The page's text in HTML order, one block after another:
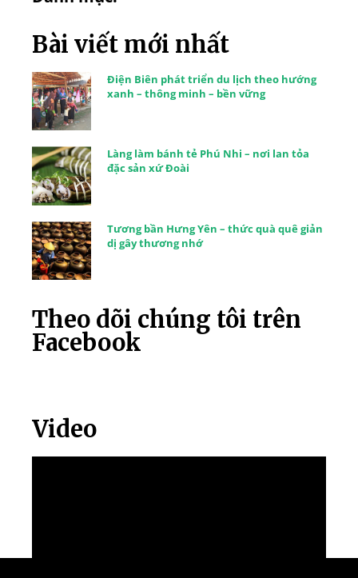
Bài viết mới nhất
Điện Biên phát triển du lịch theo hướng
xanh – thông minh – bền vững
Làng làm bánh tẻ Phú Nhi – nơi lan tỏa
đặc sản xứ Đoài
Tương bần Hưng Yên – thức quà quê giản
dị gây thương nhớ
Theo dõi chúng tôi trên
Facebook
Video